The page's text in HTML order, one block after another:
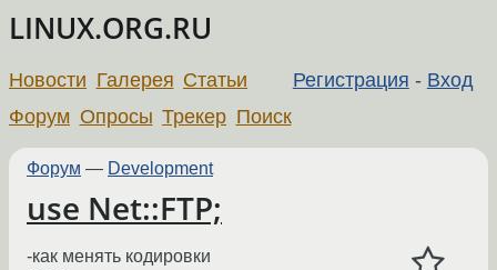
LINUX.ORG.RU
Регистрация - Вход
Новости Галерея Статьи
Форум Опросы Трекер Поиск
Форум — Development
use Net::FTP;
-как менять кодировки